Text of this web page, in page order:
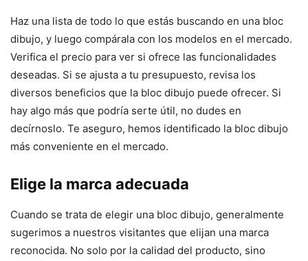
Haz una lista de todo lo que estás buscando en una bloc
dibujo, y luego compárala con los modelos en el mercado.
Verifica el precio para ver si ofrece las funcionalidades
deseadas. Si se ajusta a tu presupuesto, revisa los
diversos beneficios que la bloc dibujo puede ofrecer. Si
hay algo más que podría serte útil, no dudes en
decírnoslo. Te aseguro, hemos identificado la bloc dibujo
más conveniente en el mercado.
Elige la marca adecuada
Cuando se trata de elegir una bloc dibujo, generalmente
sugerimos a nuestros visitantes que elijan una marca
reconocida. No solo por la calidad del producto, sino